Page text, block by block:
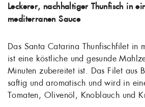
Leckerer, nachhaltiger Thunfisch in
mediterranen Sauce
Das Santa Catarina Thunfischfilet in
ist eine köstliche und gesunde
Minuten zubereitet ist. Das Filet aus
saftig und aromatisch und wird in
Tomaten, Olivenöl, Knoblauch und